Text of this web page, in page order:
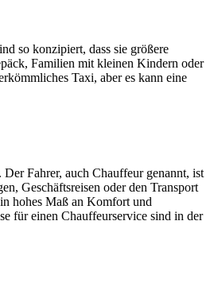
so konzipiert, dass sie größere
Familien mit kleinen Kindern oder
Taxi, aber es kann eine
Fahrer, auch Chauffeur genannt, ist
Geschäftsreisen oder den Transport
hohes Maß an Komfort und
für einen Chauffeurservice sind in der